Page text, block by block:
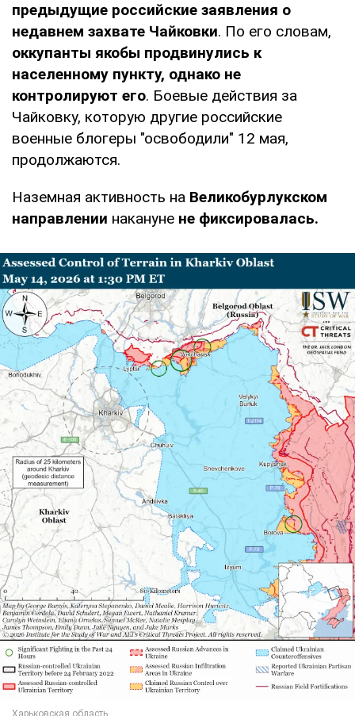
предыдущие российские заявления о
недавнем захвате Чайковки. По его словам,
оккупанты якобы продвинулись к
населенному пункту, однако не
контролируют его. Боевые действия за
Чайковку, которую другие российские
военные блогеры "освободили" 12 мая,
продолжаются.
Наземная активность на Великобурлукском
направлении накануне не фиксировалась.